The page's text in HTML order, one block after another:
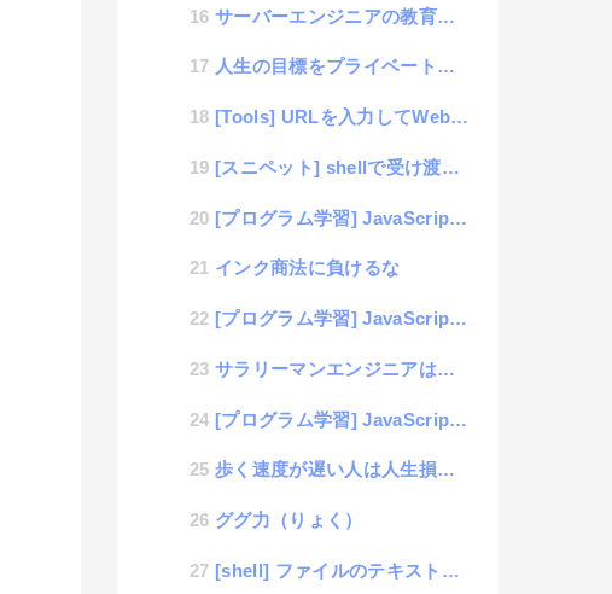
サーバーエンジニアの教育に必要な5項目
人生の目標をプライベートにおいている人は仕事で成功出来ない法則
[Tools] URLを入力してWebサイトの画面をキャプチャするツール
[スニペット] shellで受け渡しの引数をkey、valueで行うようにする
[プログラム学習] JavaScript #5 「ファイル書き込み」
インク商法に負けるな
[プログラム学習] JavaScript #4 「ファイル読み込み」
サラリーマンエンジニアは今すぐ待遇の不満を言うのを止めろ
[プログラム学習] JavaScript #3 「if文」
歩く速度が遅い人は人生損だらけ
ググ力（りょく）
[shell] ファイルのテキスト読み込みサンプル